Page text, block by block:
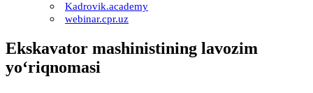
Kadrovik.academy
webinar.cpr.uz
Ekskavator mashinistining lavozim
yoʻriqnomasi